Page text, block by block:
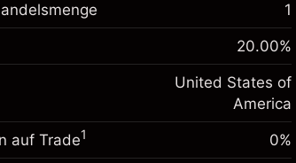
aus fremdfinanzierten
(-$1.08)
mit Hebelwirkung ~
$5,000.00
$4,000.00
Plattform
Ihre Investition
$1,000.00
der
-0.000682
%
mit Hebelwirkung ~$5,000.00
1
20.00%
United States of
America
auf Trade1 0%